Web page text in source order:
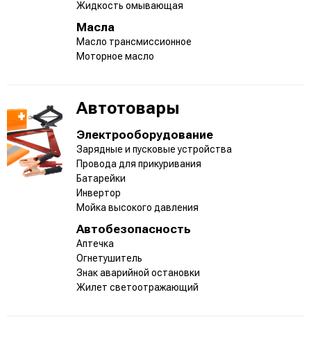
Жидкость омывающая
Масла
Масло трансмиссионное
Моторное масло
Автотовары
Электрооборудование
Зарядные и пусковые устройства
Провода для прикуривания
Батарейки
Инвертор
Мойка высокого давления
Автобезопасность
Аптечка
Огнетушитель
Знак аварийной остановки
Жилет светоотражающий